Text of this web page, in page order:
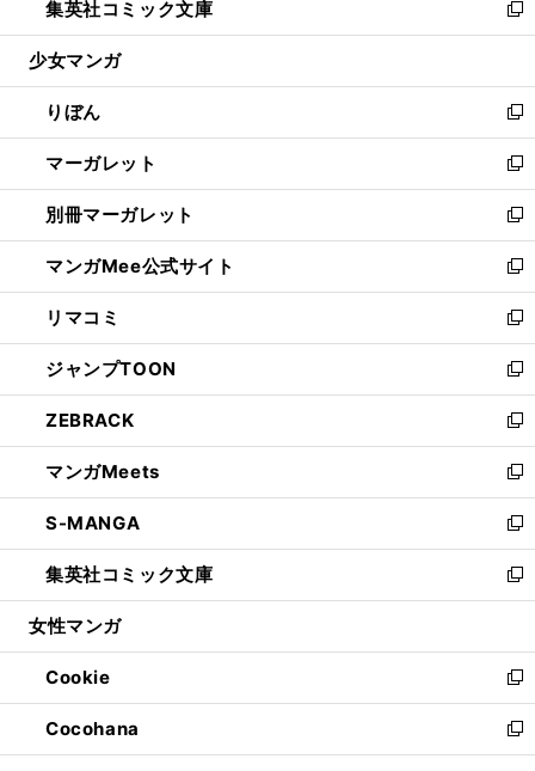
く
で
開
ド
ウ
開
く
ィ
ン
ウ
で
開
く
い
ウ
ン
ド
ウ
で
開
く
集英社コミック文庫
新
し
ウ
ィ
ン
ド
ウ
で
開
く
少女マンガ
りぼん
新
し
い
ウ
ィ
ン
ド
ウ
で
開
く
マーガレット
新
し
い
ウ
ィ
ン
ド
ウ
で
開
く
別冊マーガレット
新
し
い
ウ
ィ
ン
ド
ウ
で
開
く
マンガMee公式サイト
新
し
い
ウ
ィ
ン
ド
ウ
で
開
く
リマコミ
新
し
い
ウ
ィ
ン
ド
ウ
で
開
く
ジャンプTOON
新
し
い
ウ
ィ
ン
ド
ウ
で
開
ZEBRACK
新
し
い
ウ
ィ
ン
ド
ウ
開
く
マンガMeets
新
し
い
ウ
ィ
ン
ウ
で
開
く
S-MANGA
新
し
い
ウ
ン
ド
ウ
で
開
集英社コミック文庫
新
し
ウ
ィ
ン
ド
ウ
女性マンガ
Cookie
新
し
い
ウ
Cocohana
新
し